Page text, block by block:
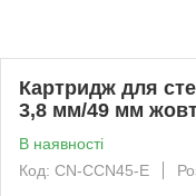
Картридж для
3,8 мм/49 мм
В наявності
Код: CN-CCN45-E